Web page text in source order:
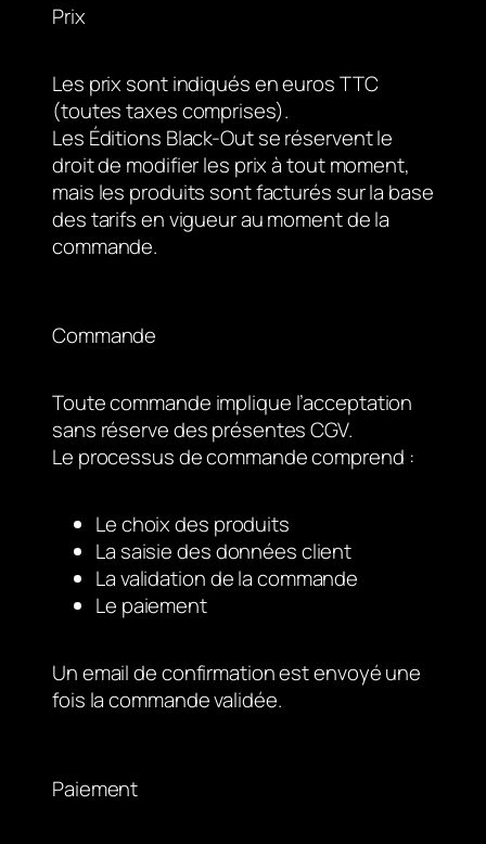
Prix
Les prix sont indiqués en euros TTC
(toutes taxes comprises).
Les Éditions Black-Out se réservent le
droit de modifier les prix à tout moment,
mais les produits sont facturés sur la base
des tarifs en vigueur au moment de la
commande.
Commande
Toute commande implique l’acceptation
sans réserve des présentes CGV.
Le processus de commande comprend :
Le choix des produits
La saisie des données client
La validation de la commande
Le paiement
Un email de confirmation est envoyé une
fois la commande validée.
Paiement